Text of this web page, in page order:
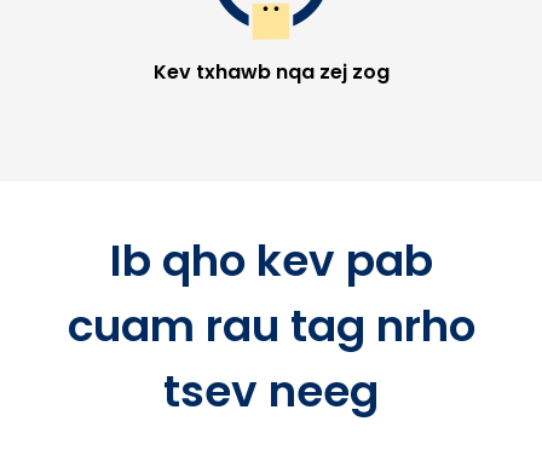
Kev txhawb nqa zej zog
Ib qho kev pab
cuam rau tag nrho
tsev neeg